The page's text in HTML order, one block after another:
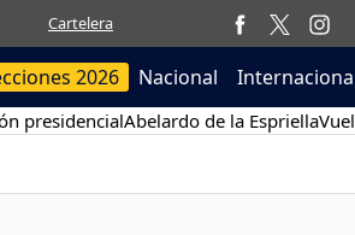
Cartelera
2026 Nacional
presidencialAbelardo de la Espriella